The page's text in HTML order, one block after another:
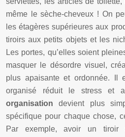
même le sèche-cheveux ! On
les étagères supérieures aux
tiroirs aux petits objets et les
Les portes, qu’elles soient
masquer le désordre visuel,
plus apaisante et ordonnée. Il
organisé réduit le stress et
organisationdevient plus
spécifique pour chaque chose,
Par exemple, avoir un tiroir